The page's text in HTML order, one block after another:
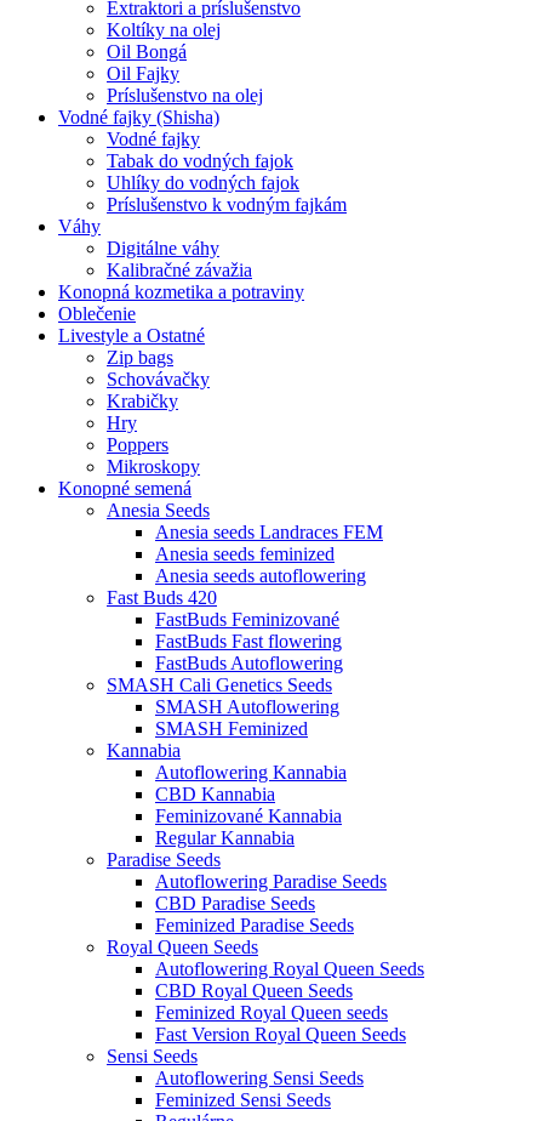
Extraktori a príslušenstvo
Koltíky na olej
Oil Bongá
Oil Fajky
Príslušenstvo na olej
Vodné fajky (Shisha)
Vodné fajky
Tabak do vodných fajok
Uhlíky do vodných fajok
Príslušenstvo k vodným fajkám
Váhy
Digitálne váhy
Kalibračné závažia
Konopná kozmetika a potraviny
Oblečenie
Livestyle a Ostatné
Zip bags
Schovávačky
Krabičky
Hry
Poppers
Mikroskopy
Konopné semená
Anesia Seeds
Anesia seeds Landraces FEM
Anesia seeds feminized
Anesia seeds autoflowering
Fast Buds 420
FastBuds Feminizované
FastBuds Fast flowering
FastBuds Autoflowering
SMASH Cali Genetics Seeds
SMASH Autoflowering
SMASH Feminized
Kannabia
Autoflowering Kannabia
CBD Kannabia
Feminizované Kannabia
Regular Kannabia
Paradise Seeds
Autoflowering Paradise Seeds
CBD Paradise Seeds
Feminized Paradise Seeds
Royal Queen Seeds
Autoflowering Royal Queen Seeds
CBD Royal Queen Seeds
Feminized Royal Queen seeds
Fast Version Royal Queen Seeds
Sensi Seeds
Autoflowering Sensi Seeds
Feminized Sensi Seeds